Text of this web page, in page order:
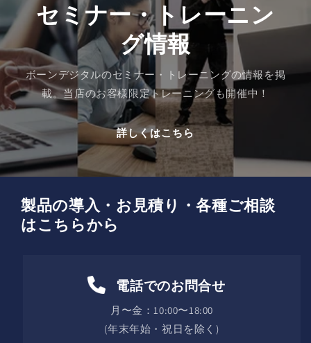
セミナー・トレーニン
グ情報
ボーンデジタルのセミナー・トレーニングの情報を掲
載。当店のお客様限定トレーニングも開催中！
詳しくはこちら
製品の導入・お見積り・各種ご相談
はこちらから
電話でのお問合せ
月〜金：10:00〜18:00
(年末年始・祝日を除く)